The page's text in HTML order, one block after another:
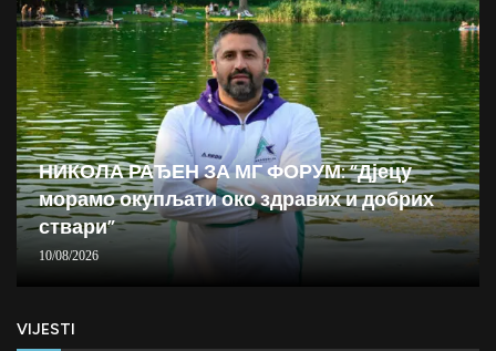
НИКОЛА РАЂЕН ЗА МГ ФОРУМ: “Дјецу
морамо окупљати око здравих и добрих
ствари”
10/08/2026
VIJESTI